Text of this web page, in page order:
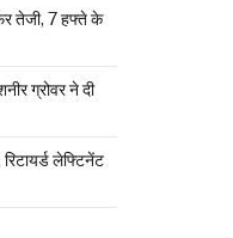
तेजी, 7 हफ्ते के
ग्रोवर ने दी
लेफ्टिनेंट